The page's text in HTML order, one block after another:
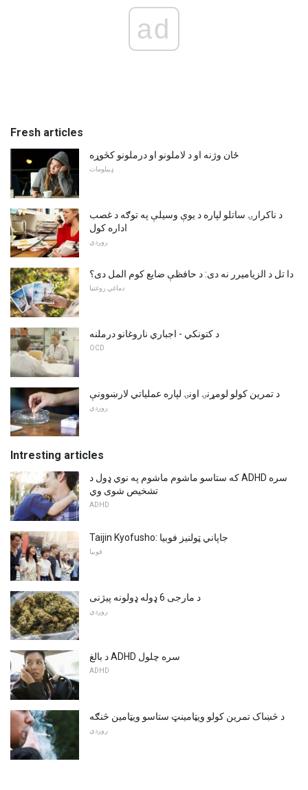
ad
Fresh articles
ځان وژنه او د لاملونو او درملونو کڅوړه
ډیپلومات
د ناکرارۍ ساتلو لپاره د یوې وسیلې په توګه د غصب
اداره کول
روږدي
دا تل د الزیامیرر نه دی: د حافظې ضایع کوم المل دی؟
دماغي روغتیا
د کتونکي - اجباري ناروغانو درملنه
OCD
د تمرین کولو لومړنۍ اونۍ لپاره عملیاتي لارښوونې
روږدي
Intresting articles
که ستاسو ماشوم ماشوم په نوي ډول د ADHD سره
تشخیص شوی وي
ADHD
Taijin Kyofusho: جاپاني ټولنیز فوبیا
فوبیا
د مارجی 6 ډوله ډولونه پیژنی
روږدي
د بالغ ADHD سره چلول
ADHD
د څښاک تمرین کولو ویټامینټ ستاسو ویټامین څنګه
روږدي